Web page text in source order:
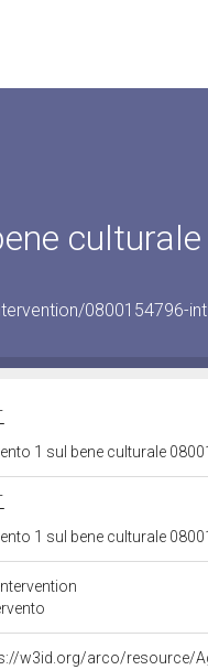
culturale
0800154796-
1 sul bene culturale
1 sul bene culturale
w3id.org/arco/resource/